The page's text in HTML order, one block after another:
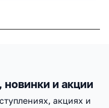
и акции
акциях и